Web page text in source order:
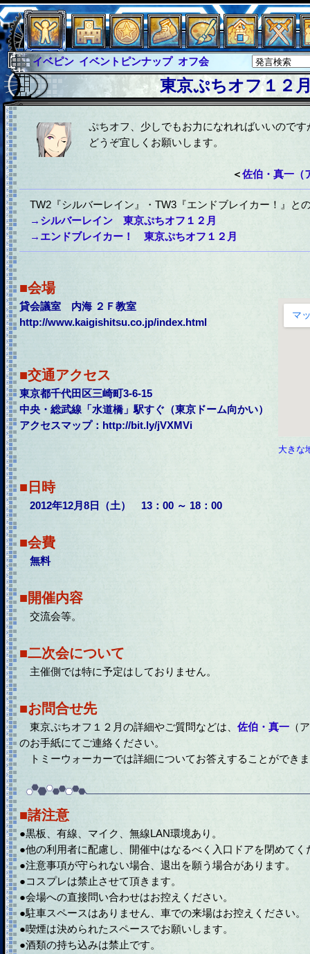
イベピン イベントピンナップ オフ会
グラシャ
グラシャ・ラボラス
グローバルジャスティス サイキックハーツ
サイキックハーツ大戦 シュラウド ソロモン
ファイナル
アブソーバー
東京ぷちオフ１２
ぷちオフ、少しでもお力になれればいいので
どうぞ宜しくお願いします。
＜佐伯・真一（
TW2『シルバーレイン』・TW3『エンドブレイカー！』と
→シルバーレイン 東京ぷちオフ１２月
→エンドブレイカー！ 東京ぷちオフ１２月
■会場
貸会議室 内海 ２Ｆ教室
http://www.kaigishitsu.co.jp/index.html
■交通アクセス
東京都千代田区三崎町3-6-15
中央・総武線「水道橋」駅すぐ（東京ドーム向かい）
アクセスマップ：http://bit.ly/jVXMVi
大きな
■日時
2012年12月8日（土） 13：00 ～ 18：00
■会費
無料
■開催内容
交流会等。
■二次会について
主催側では特に予定はしておりません。
■お問合せ先
東京ぷちオフ１２月の詳細やご質問などは、 佐伯・真一 （
のお手紙にてご連絡ください。
トミーウォーカーでは詳細についてお答えすることができ
■諸注意
●黒板、有線、マイク、無線LAN環境あり。
●他の利用者に配慮し、開催中はなるべく入口ドアを閉めてく
●注意事項が守られない場合、退出を願う場合があります。
●コスプレは禁止させて頂きます。
●会場への直接問い合わせはお控えください。
●駐車スペースはありません、車での来場はお控えください。
●喫煙は決められたスペースでお願いします。
●酒類の持ち込みは禁止です。